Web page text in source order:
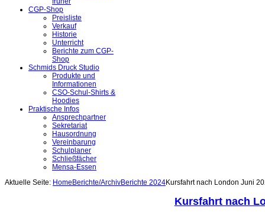
CGP-Shop
Preisliste
Verkauf
Historie
Unterricht
Berichte zum CGP-
Shop
Schmids Druck Studio
Produkte und
Informationen
CSO-Schul-Shirts &
Hoodies
Praktische Infos
Ansprechpartner
Sekretariat
Hausordnung
Vereinbarung
Schulplaner
Schließfächer
Mensa-Essen
Aktuelle Seite: Home Berichte/ArchivBerichte 2024Kursfahrt nach London Juni
Kursfahrt nach